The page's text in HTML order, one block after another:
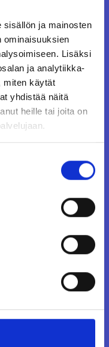
sisällön ja mainosten
ominaisuuksien
Lisäksi
ja analytiikka-
miten käytät
yhdistää näitä
heille tai joita on